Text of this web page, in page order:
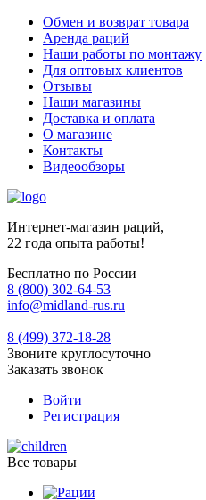
Обмен и возврат товара
Аренда раций
Наши работы по монтажу
Для оптовых клиентов
Отзывы
Наши магазины
Доставка и оплата
О магазине
Контакты
Видеообзоры
Интернет-магазин раций,
22 года опыта работы!
Бесплатно по России
8 (800) 302-64-53
info@midland-rus.ru
8 (499) 372-18-28
Звоните круглосуточно
Заказать звонок
Войти
Регистрация
Все товары